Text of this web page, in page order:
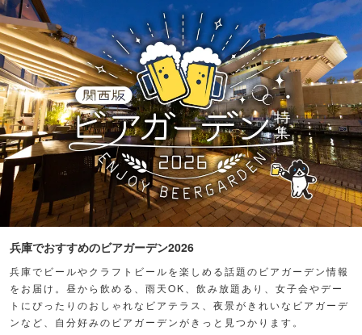
兵庫でおすすめのビアガーデン2026
兵庫でビールやクラフトビールを楽しめる話題のビアガーデン情報
をお届け。昼から飲める、雨天OK、飲み放題あり、女子会やデー
トにぴったりのおしゃれなビアテラス、夜景がきれいなビアガーデ
ンなど、自分好みのビアガーデンがきっと見つかります。